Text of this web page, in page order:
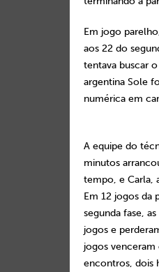
Em jogo
aos 22 do
tentava buscar
argentina Sole
numérica em
A equipe do
minutos
tempo, e Carla,
Em 12 jogos da
segunda fase,
jogos e
jogos venceram
encontros, dois